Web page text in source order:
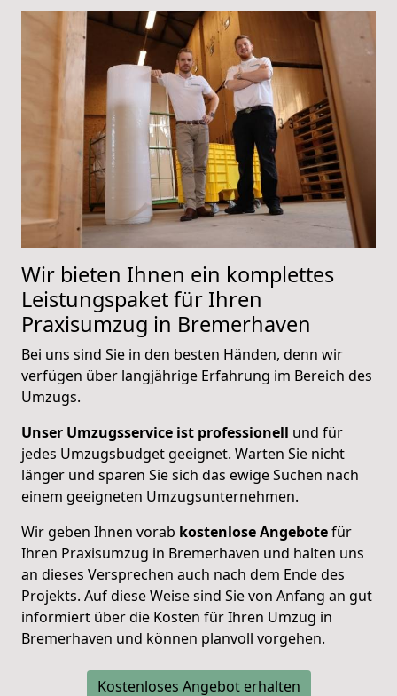
Wir bieten Ihnen ein komplettes
Leistungspaket für Ihren
Praxisumzug in Bremerhaven
Bei uns sind Sie in den besten Händen, denn wir
verfügen über langjährige Erfahrung im Bereich des
Umzugs.
Unser Umzugsservice ist professionell und für
jedes Umzugsbudget geeignet. Warten Sie nicht
länger und sparen Sie sich das ewige Suchen nach
einem geeigneten Umzugsunternehmen.
Wir geben Ihnen vorab kostenlose Angebotefür
Ihren Praxisumzug in Bremerhaven und halten uns
an dieses Versprechen auch nach dem Ende des
Projekts. Auf diese Weise sind Sie von Anfang an gut
informiert über die Kosten für Ihren Umzug in
Bremerhaven und können planvoll vorgehen.
Kostenloses Angebot erhalten